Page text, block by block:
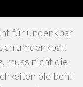
für undenkbar
umdenkbar.
muss nicht die
bleiben!